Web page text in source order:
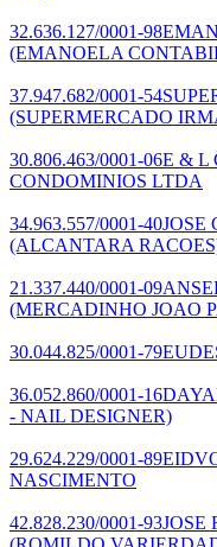
32.636.127/0001-98
(EMANOELA
37.947.682/0001-54
(SUPERMERCADO
30.806.463/0001-06E & L
CONDOMINIOS LTDA
34.963.557/0001-40JOSE
(ALCANTARA
21.337.440/0001-09
(MERCADINHO JOAO
30.044.825/0001-79
36.052.860/0001-16
- NAIL DESIGNER)
29.624.229/0001-89
NASCIMENTO
42.828.230/0001-93JOSE